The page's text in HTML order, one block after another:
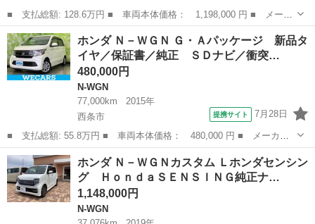
■ 支払総額: 128.6万円 ■ 車両本体価格： 1,198,000 円 ■ メーカ
ー名： ホンダ ■ 車種名： Ｎ－ＷＧＮカスタム ■ グレード
名： Ｌホンダセンシング 純正ナビ バックカメラ Ｂｌｕｅｔｏ
ｏｔｈ ＥＴ...
愛媛 大洲市 N-WGN
ホンダ Ｎ－ＷＧＮ Ｇ・Ａパッケージ 新品タ
イヤ／保証書／純正 ＳＤナビ／衝突…
480,000円
N-WGN
77,000km
2015年
西条市
提携サイト 7月28日
■ 支払総額: 55.8万円 ■ 車両本体価格： 480,000 円 ■ メーカー
名： ホンダ ■ 車種名： Ｎ－ＷＧＮ ■ グレード名： Ｇ・Ａパ
ッケージ 新品タイヤ／保証書／純正 ＳＤナビ／衝突安全装置／ド
ライブレコー...
愛媛 西条市 N-WGN
ホンダ Ｎ－ＷＧＮカスタム Ｌホンダセンシン
グ ＨｏｎｄａＳＥＮＳＩＮＧ純正ナ…
1,148,000円
N-WGN